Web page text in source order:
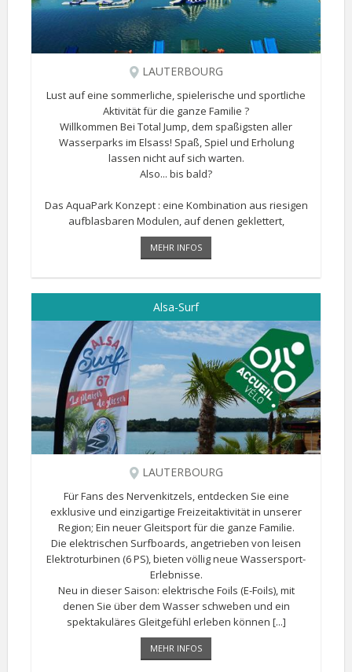
LAUTERBOURG
Lust auf eine sommerliche, spielerische und sportliche
Aktivität für die ganze Familie ?
Willkommen Bei Total Jump, dem spaßigsten aller
Wasserparks im Elsass! Spaß, Spiel und Erholung
lassen nicht auf sich warten.
Also... bis bald?
Das AquaPark Konzept : eine Kombination aus riesigen
aufblasbaren Modulen, auf denen geklettert,
gesprungen [...]
MEHR INFOS
Alsa-Surf
LAUTERBOURG
Für Fans des Nervenkitzels, entdecken Sie eine
exklusive und einzigartige Freizeitaktivität in unserer
Region; Ein neuer Gleitsport für die ganze Familie.
Die elektrischen Surfboards, angetrieben von leisen
Elektroturbinen (6 PS), bieten völlig neue Wassersport-
Erlebnisse.
Neu in dieser Saison: elektrische Foils (E-Foils), mit
denen Sie über dem Wasser schweben und ein
spektakuläres Gleitgefühl erleben können [...]
MEHR INFOS